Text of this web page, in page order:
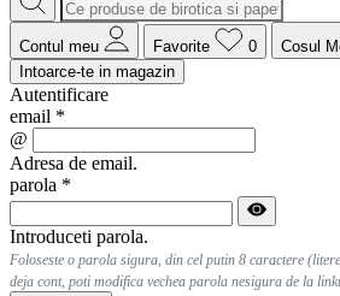
Contul meu Favorite 0 Cosul
Intoarce-te in magazin
Autentificare
email *
@
Adresa de email.
parola *
Introduceti parola.
Foloseste o parola sigura, din cel putin 8 caractere
deja cont, poti modifica vechea parola nesigura de la